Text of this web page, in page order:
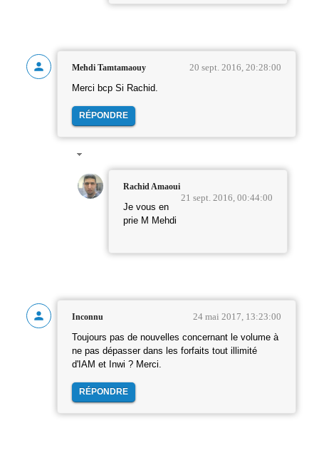
Mehdi Tamtamaouy 20 sept. 2016, 20:28:00
Merci bcp Si Rachid.
RÉPONDRE
Rachid Amaoui
21 sept. 2016, 00:44:00
Je vous en
prie M Mehdi
Inconnu 24 mai 2017, 13:23:00
Toujours pas de nouvelles concernant le volume à
ne pas dépasser dans les forfaits tout illimité
d'IAM et Inwi ? Merci.
RÉPONDRE